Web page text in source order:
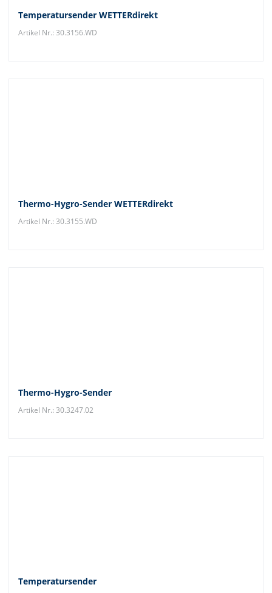
Temperatursender WETTERdirekt
Artikel Nr.: 30.3156.WD
Thermo-Hygro-Sender WETTERdirekt
Artikel Nr.: 30.3155.WD
Thermo-Hygro-Sender
Artikel Nr.: 30.3247.02
Temperatursender